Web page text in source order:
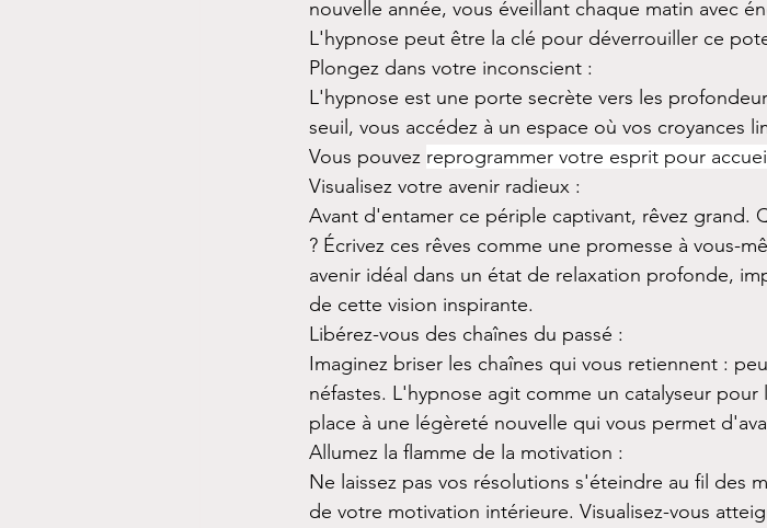
nouvelle année, vous éveillant chaque matin avec
L'hypnose peut être la clé pour déverrouiller ce
Plongez dans votre inconscient :
L'hypnose est une porte secrète vers les
seuil, vous accédez à un espace où vos croyances
Vous pouvez reprogrammer votre esprit pour
Visualisez votre avenir radieux :
Avant d'entamer ce périple captivant, rêvez grand.
? Écrivez ces rêves comme une promesse à vous-
avenir idéal dans un état de relaxation profonde,
de cette vision inspirante.
Libérez-vous des chaînes du passé :
Imaginez briser les chaînes qui vous retiennent :
néfastes. L'hypnose agit comme un catalyseur pour
place à une légèreté nouvelle qui vous permet
Allumez la flamme de la motivation :
Ne laissez pas vos résolutions s'éteindre au fil des
de votre motivation intérieure. Visualisez-vous